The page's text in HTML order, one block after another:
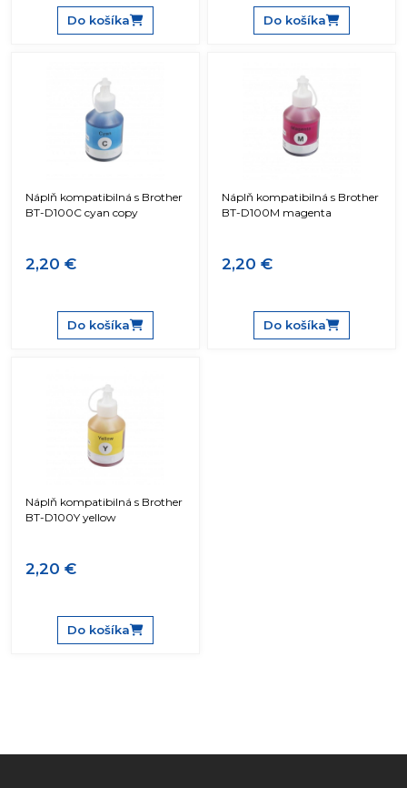
Do košíka Do košíka
Náplň kompatibilná s Brother
BT-D100C cyan copy
2,20 €
Do košíka
Náplň kompatibilná s Brother
BT-D100M magenta
2,20 €
Do košíka
Náplň kompatibilná s Brother
BT-D100Y yellow
2,20 €
Do košíka